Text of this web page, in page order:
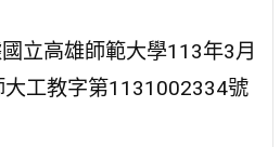
立高雄師範大學113年3月
大工教字第1131002334號